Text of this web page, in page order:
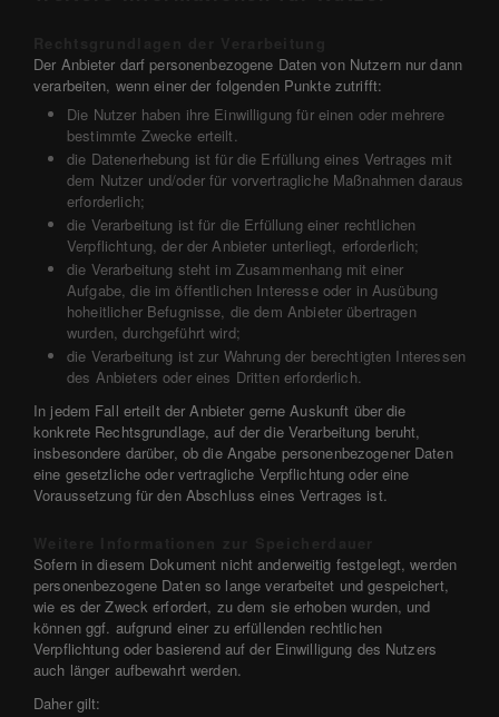
Der Anbieter darf personenbezogene Daten von Nutzern nur dann
verarbeiten, wenn einer der folgenden Punkte zutrifft:
Die Nutzer haben ihre Einwilligung für einen oder mehrere
bestimmte Zwecke erteilt.
die Datenerhebung ist für die Erfüllung eines Vertrages mit
dem Nutzer und/oder für vorvertragliche Maßnahmen daraus
erforderlich;
die Verarbeitung ist für die Erfüllung einer rechtlichen
Verpflichtung, der der Anbieter unterliegt, erforderlich;
die Verarbeitung steht im Zusammenhang mit einer
Aufgabe, die im öffentlichen Interesse oder in Ausübung
hoheitlicher Befugnisse, die dem Anbieter übertragen
wurden, durchgeführt wird;
die Verarbeitung ist zur Wahrung der berechtigten Interessen
des Anbieters oder eines Dritten erforderlich.
In jedem Fall erteilt der Anbieter gerne Auskunft über die
konkrete Rechtsgrundlage, auf der die Verarbeitung beruht,
insbesondere darüber, ob die Angabe personenbezogener Daten
eine gesetzliche oder vertragliche Verpflichtung oder eine
Voraussetzung für den Abschluss eines Vertrages ist.
Sofern in diesem Dokument nicht anderweitig festgelegt, werden
personenbezogene Daten so lange verarbeitet und gespeichert,
wie es der Zweck erfordert, zu dem sie erhoben wurden, und
können ggf. aufgrund einer zu erfüllenden rechtlichen
Verpflichtung oder basierend auf der Einwilligung des Nutzers
auch länger aufbewahrt werden.
Daher gilt: